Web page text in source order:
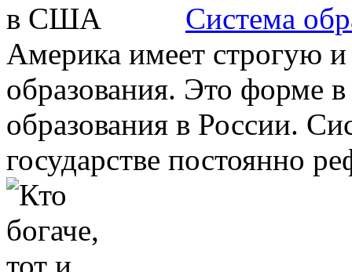
Система
Америка имеет строгую
образования. Это форме
образования в России.
государстве постоянно